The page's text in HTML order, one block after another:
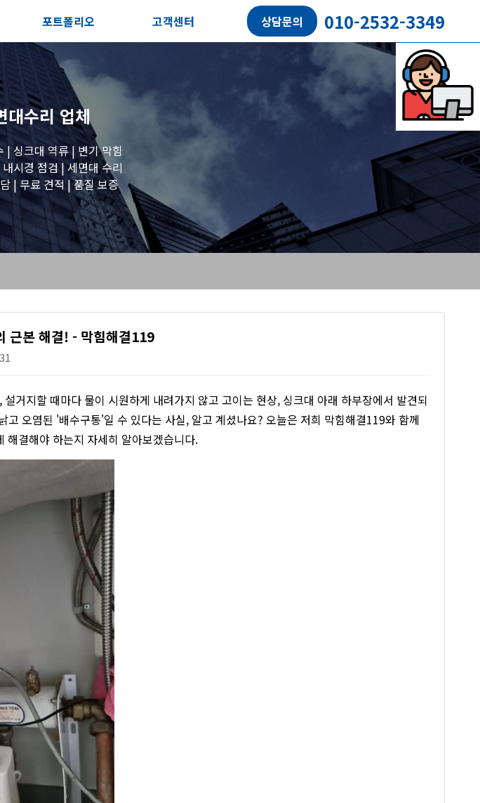
포트폴리오
전체보기
세면대 작업
변기 작업
욕조 작업
원룸 수전 작업
싱크대 작업
고객센터
고객후기
상담문의 010-2532-3349
대수리업체
| 싱크대 역류 | 변기 막힘
시경 점검 | 세면대 수리
| 무료 견적 | 품질 보증
근본 해결! - 막힘해결119
거지할 때마다 물이 시원하게 내려가지 않고 고이는 현상, 싱크대 아래 하부장에서 발견되
오염된 '배수구통'일 수 있다는 사실, 알고 계셨나요? 오늘은 저희 막힘해결119와 함께
해결해야 하는지 자세히 알아보겠습니다.